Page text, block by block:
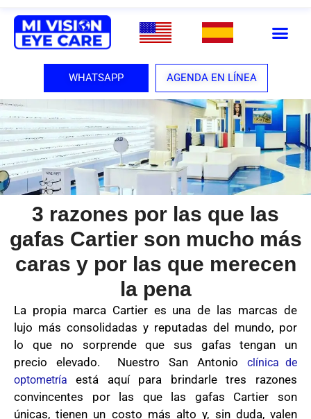
WHATSAPP AGENDA EN LÍNEA
3 razones por las que las
gafas Cartier son mucho más
caras y por las que merecen
la pena
La propia marca Cartier es una de las marcas de
lujo más consolidadas y reputadas del mundo, por
lo que no sorprende que sus gafas tengan un
precio elevado. Nuestro San Antonio clínica de
optometría está aquí para brindarle tres razones
convincentes por las que las gafas Cartier son
únicas, tienen un costo más alto y, sin duda, valen